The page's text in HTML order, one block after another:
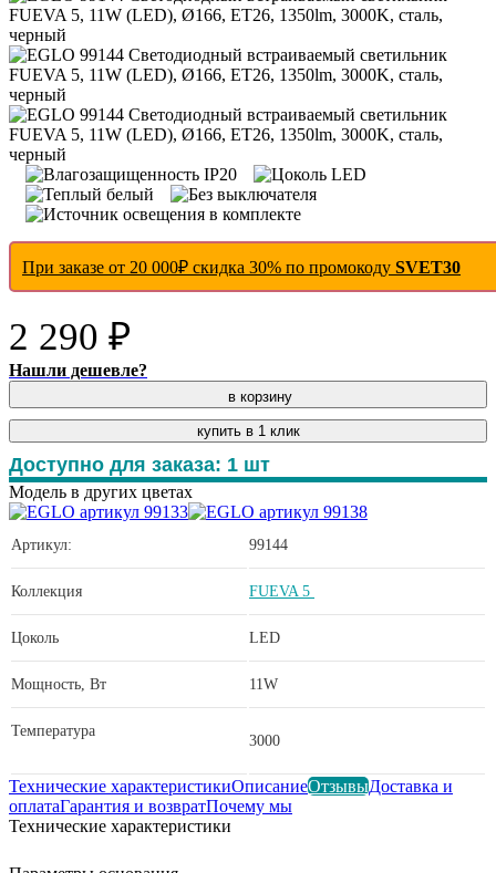
При заказе от 20 000₽ скидка 30% по промокоду SVET30
2 290 ₽
Нашли дешевле?
в корзину
купить в 1 клик
Доступно для заказа: 1 шт
Модель в других цветах
Артикул: 99144
Коллекция FUEVA 5
Цоколь LED
Мощность, Вт 11W
Температура
3000
Технические характеристикиОписаниеОтзывыДоставка и
оплатаГарантия и возвратПочему мы
Технические характеристики